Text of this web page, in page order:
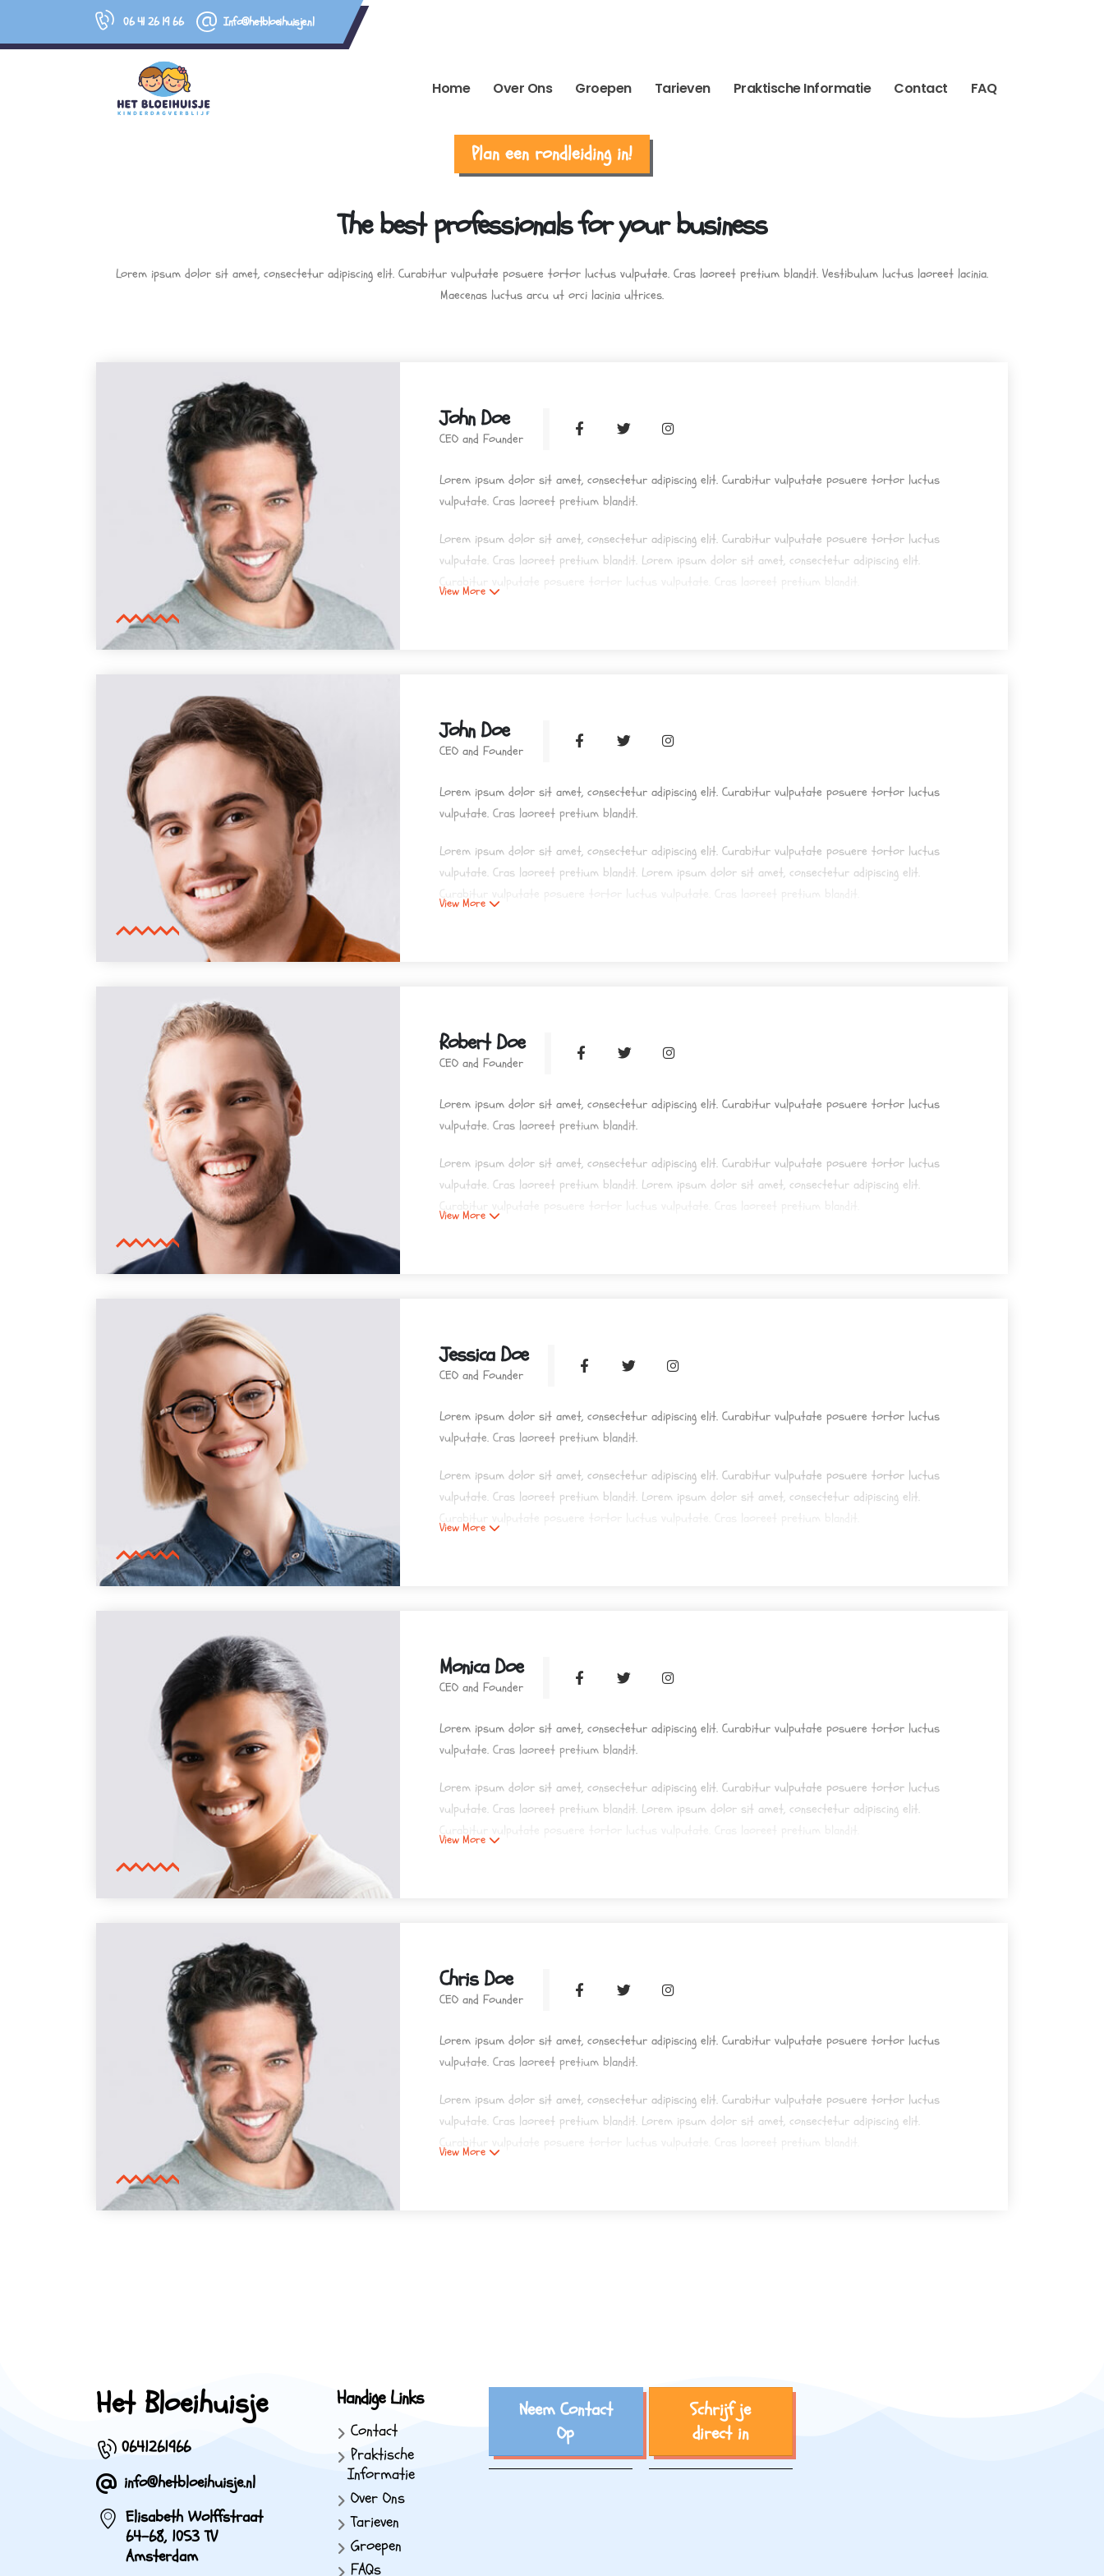
06 41 26 19 66 Info@hetbloeihuisje.nl
Home Over Ons Groepen Tarieven Praktische Informatie Contact FAQ
Plan een rondleiding in!
The best professionals for your business
Lorem ipsum dolor sit amet, consectetur adipiscing elit. Curabitur vulputate posuere tortor luctus vulputate. Cras laoreet pretium blandit. Vestibulum luctus laoreet lacinia.
Maecenas luctus arcu ut orci lacinia ultrices.
John Doe
CEO and Founder
Lorem ipsum dolor sit amet, consectetur adipiscing elit. Curabitur vulputate posuere tortor luctus
vulputate. Cras laoreet pretium blandit.
Lorem ipsum dolor sit amet, consectetur adipiscing elit. Curabitur vulputate posuere tortor luctus
vulputate. Cras laoreet pretium blandit. Lorem ipsum dolor sit amet, consectetur adipiscing elit.
Curabitur vulputate posuere tortor luctus vulputate. Cras laoreet pretium blandit.
View More
John Doe
CEO and Founder
Lorem ipsum dolor sit amet, consectetur adipiscing elit. Curabitur vulputate posuere tortor luctus
vulputate. Cras laoreet pretium blandit.
Lorem ipsum dolor sit amet, consectetur adipiscing elit. Curabitur vulputate posuere tortor luctus
vulputate. Cras laoreet pretium blandit. Lorem ipsum dolor sit amet, consectetur adipiscing elit.
Curabitur vulputate posuere tortor luctus vulputate. Cras laoreet pretium blandit.
View More
Robert Doe
CEO and Founder
Lorem ipsum dolor sit amet, consectetur adipiscing elit. Curabitur vulputate posuere tortor luctus
vulputate. Cras laoreet pretium blandit.
Lorem ipsum dolor sit amet, consectetur adipiscing elit. Curabitur vulputate posuere tortor luctus
vulputate. Cras laoreet pretium blandit. Lorem ipsum dolor sit amet, consectetur adipiscing elit.
Curabitur vulputate posuere tortor luctus vulputate. Cras laoreet pretium blandit.
View More
Jessica Doe
CEO and Founder
Lorem ipsum dolor sit amet, consectetur adipiscing elit. Curabitur vulputate posuere tortor luctus
vulputate. Cras laoreet pretium blandit.
Lorem ipsum dolor sit amet, consectetur adipiscing elit. Curabitur vulputate posuere tortor luctus
vulputate. Cras laoreet pretium blandit. Lorem ipsum dolor sit amet, consectetur adipiscing elit.
Curabitur vulputate posuere tortor luctus vulputate. Cras laoreet pretium blandit.
View More
Monica Doe
CEO and Founder
Lorem ipsum dolor sit amet, consectetur adipiscing elit. Curabitur vulputate posuere tortor luctus
vulputate. Cras laoreet pretium blandit.
Lorem ipsum dolor sit amet, consectetur adipiscing elit. Curabitur vulputate posuere tortor luctus
vulputate. Cras laoreet pretium blandit. Lorem ipsum dolor sit amet, consectetur adipiscing elit.
Curabitur vulputate posuere tortor luctus vulputate. Cras laoreet pretium blandit.
View More
Chris Doe
CEO and Founder
Lorem ipsum dolor sit amet, consectetur adipiscing elit. Curabitur vulputate posuere tortor luctus
vulputate. Cras laoreet pretium blandit.
Lorem ipsum dolor sit amet, consectetur adipiscing elit. Curabitur vulputate posuere tortor luctus
vulputate. Cras laoreet pretium blandit. Lorem ipsum dolor sit amet, consectetur adipiscing elit.
Curabitur vulputate posuere tortor luctus vulputate. Cras laoreet pretium blandit.
View More
Het Bloeihuisje
0641261966
info@hetbloeihuisje.nl
Elisabeth Wolffstraat
64-68, 1053 TV
Amsterdam
Handige Links
Contact
Praktische
Informatie
Over Ons
Tarieven
Groepen
FAQs
Neem Contact
Op
Schrijf je
direct in